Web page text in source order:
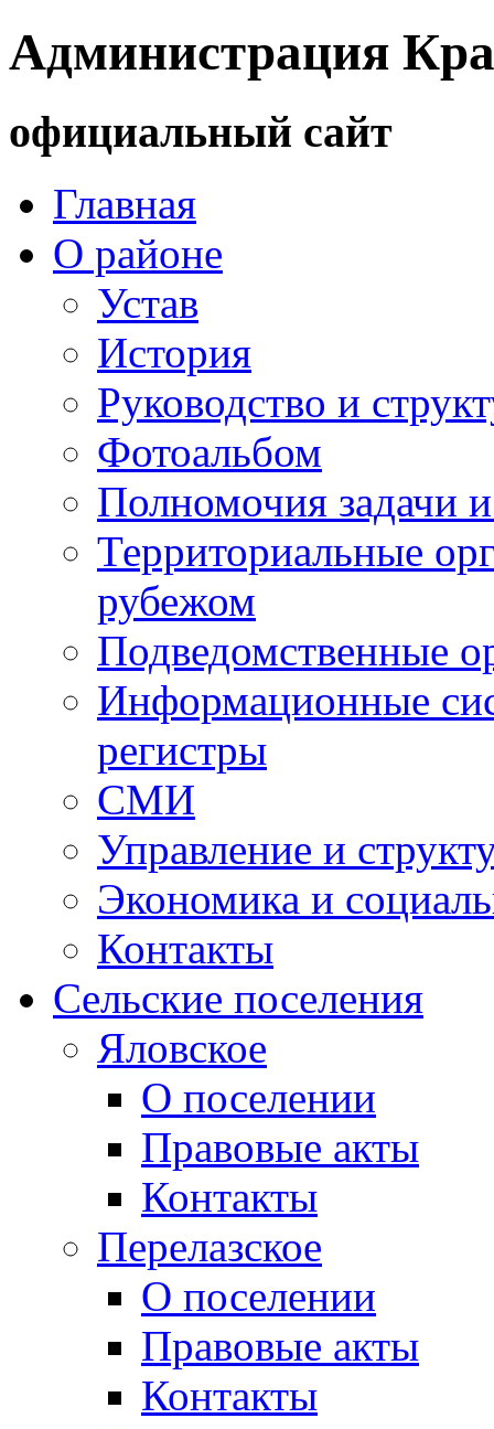
Администрация
официальный сайт
Главная
О районе
Устав
История
Руководство и
Фотоальбом
Полномочия задачи
Территориальные
рубежом
Подведомственные
Информационные
регистры
СМИ
Управление и
Экономика и
Контакты
Сельские поселения
Яловское
О поселении
Правовые акты
Контакты
Перелазское
О поселении
Правовые акты
Контакты